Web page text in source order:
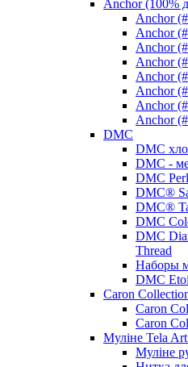
Anchor (100%
Anchor
Anchor
Anchor
Anchor
Anchor
Anchor
Anchor
Anchor
DMC
DMC
DMC -
DMC
DMC®
DMC®
DMC
DMC
Thread
Наборы
DMC
Caron
Caron
Caron
Муліне Tela
Муліне